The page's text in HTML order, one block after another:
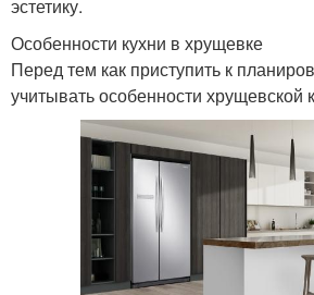
эстетику.
Особенности кухни в хрущевке
Перед тем как приступить к
учитывать особенности хрущевской